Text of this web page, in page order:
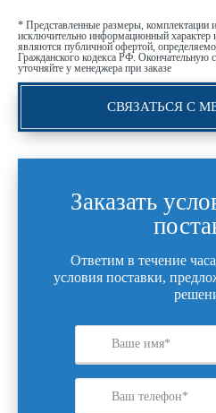
* Представленные размеры, комплектации
исключительно информационный характер
являются публичной офертой,
Гражданского кодекса РФ. Окончательную
уточняйте у менеджера при заказе
СВЯЗАТЬСЯ С
Заказать
Ответим в течение
условия поставки,